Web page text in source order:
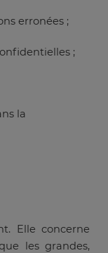
erronées ;
;
la
Elle concerne
les grandes,